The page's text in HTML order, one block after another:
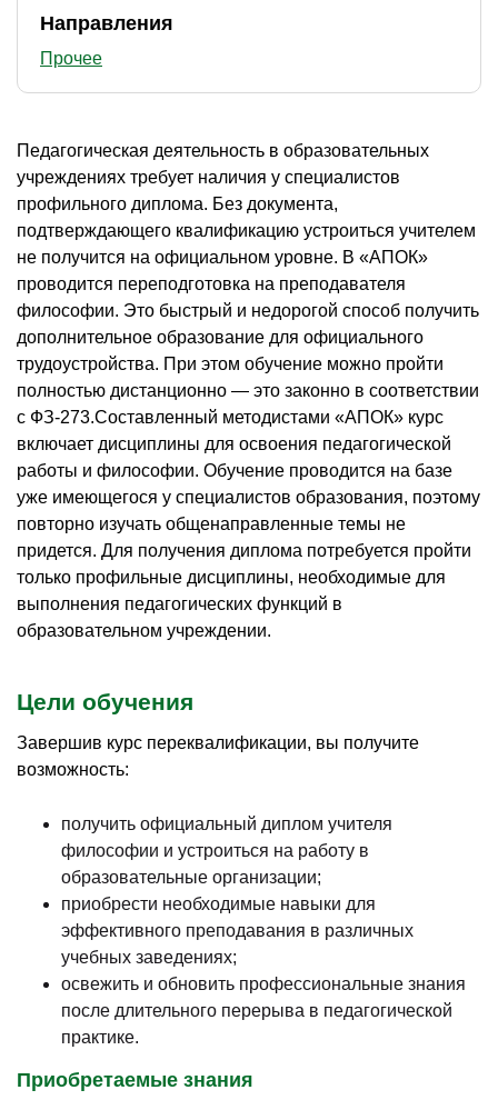
Направления
Прочее
Педагогическая деятельность в образовательных
учреждениях требует наличия у специалистов
профильного диплома. Без документа,
подтверждающего квалификацию устроиться учителем
не получится на официальном уровне. В «АПОК»
проводится переподготовка на преподавателя
философии. Это быстрый и недорогой способ получить
дополнительное образование для официального
трудоустройства. При этом обучение можно пройти
полностью дистанционно — это законно в соответствии
с ФЗ-273.Составленный методистами «АПОК» курс
включает дисциплины для освоения педагогической
работы и философии. Обучение проводится на базе
уже имеющегося у специалистов образования, поэтому
повторно изучать общенаправленные темы не
придется. Для получения диплома потребуется пройти
только профильные дисциплины, необходимые для
выполнения педагогических функций в
образовательном учреждении.
Цели обучения
Завершив курс переквалификации, вы получите
возможность:
получить официальный диплом учителя
философии и устроиться на работу в
образовательные организации;
приобрести необходимые навыки для
эффективного преподавания в различных
учебных заведениях;
освежить и обновить профессиональные знания
после длительного перерыва в педагогической
практике.
Приобретаемые знания